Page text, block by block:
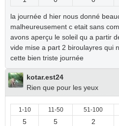
la journée d hier nous donné
malheureusement c etait sans
avons aperçu le soleil qu a partir
vide mise a part 2 biroulayres qui
cette bien triste journée
kotar.est24
Rien que pour les yeux
1-10 11-50 51-100
5 5 2